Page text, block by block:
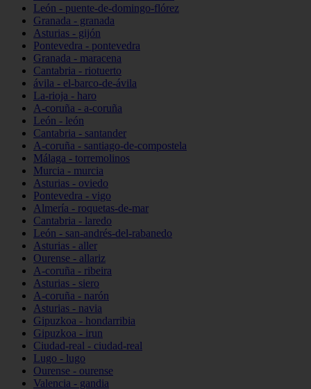
León - puente-de-domingo-flórez
Granada - granada
Asturias - gijón
Pontevedra - pontevedra
Granada - maracena
Cantabria - riotuerto
ávila - el-barco-de-ávila
La-rioja - haro
A-coruña - a-coruña
León - león
Cantabria - santander
A-coruña - santiago-de-compostela
Málaga - torremolinos
Murcia - murcia
Asturias - oviedo
Pontevedra - vigo
Almería - roquetas-de-mar
Cantabria - laredo
León - san-andrés-del-rabanedo
Asturias - aller
Ourense - allariz
A-coruña - ribeira
Asturias - siero
A-coruña - narón
Asturias - navia
Gipuzkoa - hondarribia
Gipuzkoa - irun
Ciudad-real - ciudad-real
Lugo - lugo
Ourense - ourense
Valencia - gandia